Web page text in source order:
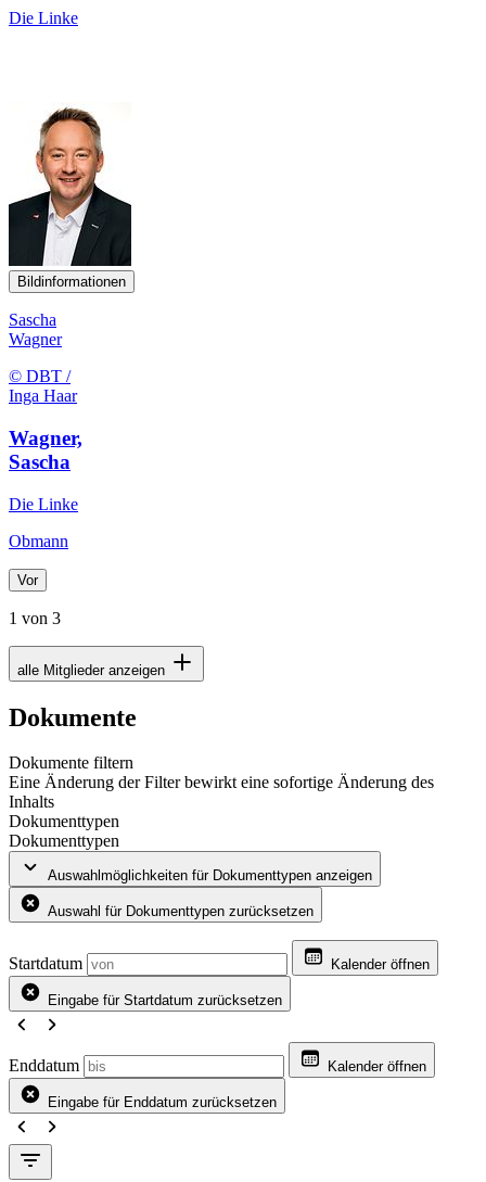
Die Linke
Bildinformationen
Sascha
Wagner
© DBT /
Inga Haar
Wagner,
Sascha
Die Linke
Obmann
Vor
1 von 3
alle Mitglieder anzeigen
Dokumente
Dokumente filtern
Eine Änderung der Filter bewirkt eine sofortige Änderung des
Inhalts
Dokumenttypen
Dokumenttypen
Auswahlmöglichkeiten für Dokumenttypen anzeigen
Auswahl für Dokumenttypen zurücksetzen
Startdatum Kalender öffnen
Eingabe für Startdatum zurücksetzen
Enddatum Kalender öffnen
Eingabe für Enddatum zurücksetzen